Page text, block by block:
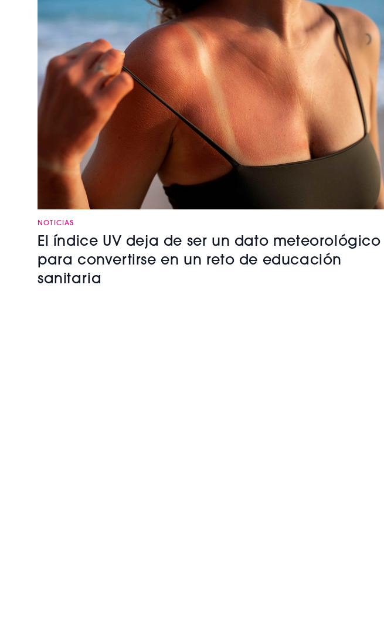
NOTICIAS
El índice UV deja de ser un dato meteorológico
para convertirse en un reto de educación
sanitaria